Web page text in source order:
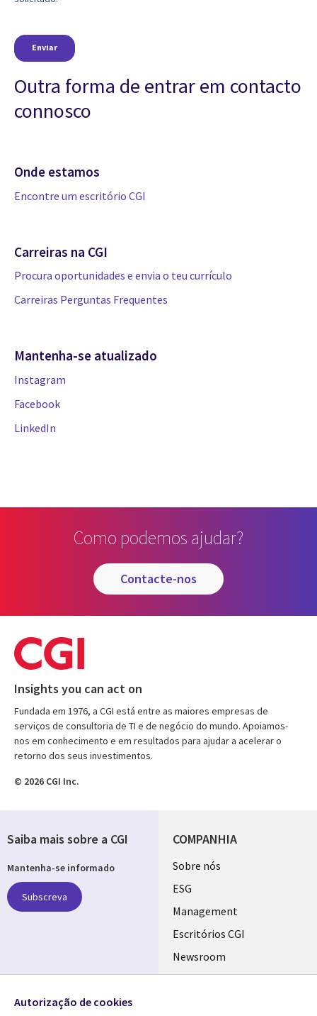
Outra forma de entrar em contacto
connosco
Onde estamos
Encontre um escritório CGI
Carreiras na CGI
Procura oportunidades e envia o teu currículo
Carreiras Perguntas Frequentes
Mantenha-se atualizado
Instagram
Facebook
LinkedIn
Como podemos ajudar?
contacte-nos
Insights you can act on
Fundada em 1976, a CGI está entre as maiores empresas de
serviços de consultoria de TI e de negócio do mundo. Apoiamos-
nos em conhecimento e em resultados para ajudar a acelerar o
retorno dos seus investimentos.
© 2026 CGI Inc.
COMPANHIA
Useful
links
PORTUGAL
Sobre nós
ESG
Management
Escritórios CGI
Newsroom
Ecossistema de
Saiba mais sobre a CGI
Mantenha-se informado
Subscreva
Autorização de cookies